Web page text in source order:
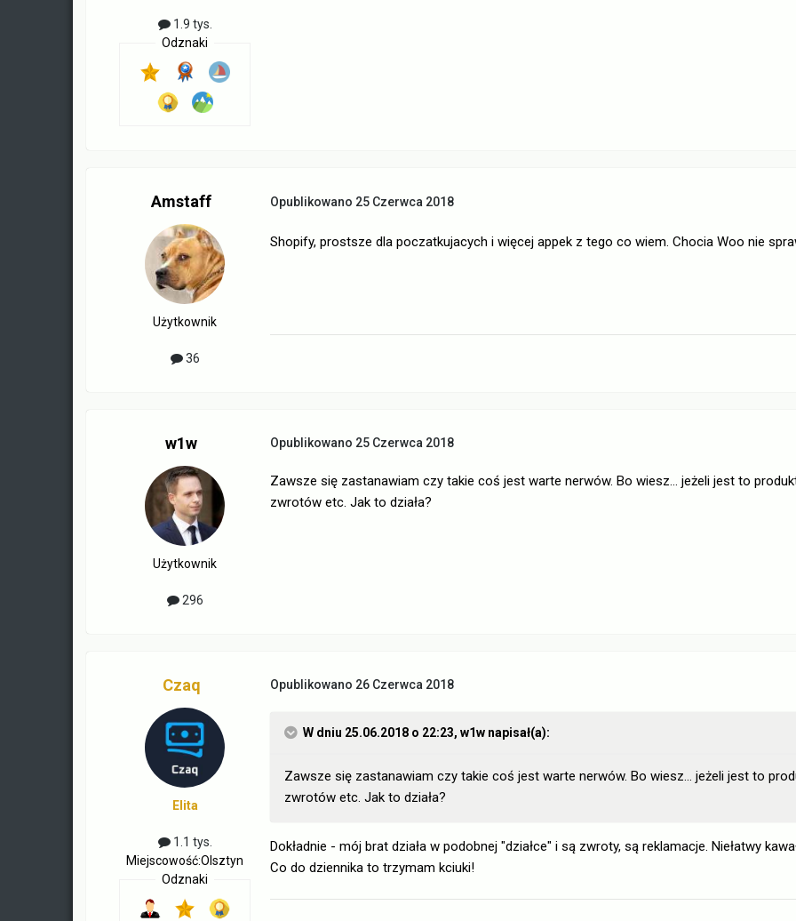
1.9 tys.
Odznaki
Amstaff
Użytkownik
36
Opublikowano 25 Czerwca 2018
Shopify, prostsze dla poczatkujacych i więcej appek z tego co wiem. Chocia Woo nie
w1w
Użytkownik
296
Opublikowano 25 Czerwca 2018
Zawsze się zastanawiam czy takie coś jest warte nerwów. Bo wiesz... jeżeli jest to
zwrotów etc. Jak to działa?
Czaq
Elita
1.1 tys.
Miejscowość:Olsztyn
Odznaki
Opublikowano 26 Czerwca 2018
W dniu 25.06.2018 o 22:23,w1w napisał(a):
Zawsze się zastanawiam czy takie coś jest warte nerwów. Bo wiesz... jeżeli jest to
zwrotów etc. Jak to działa?
Dokładnie - mój brat działa w podobnej "działce" i są zwroty, są reklamacje. Niełatwy
Co do dziennika to trzymam kciuki!